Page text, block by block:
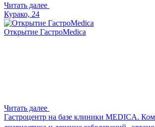
Читать далее
Курако, 24
Открытие ГастроMedica
Читать далее
Гастроцентр на базе клиники MEDICA.